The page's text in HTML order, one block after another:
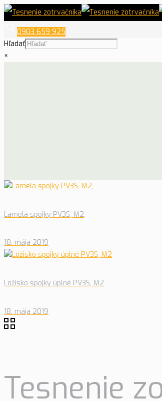
0903 659 925
Hľadať
×
Lamela spojky PV3S, M2,
18. mája 2019
Ložisko spojky úplné PV3S, M2
18. mája 2019
Tesnenie